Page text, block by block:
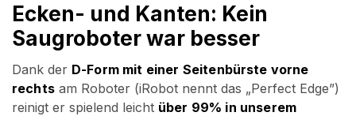
Ecken- und Kanten: Kein
Saugroboter war besser
Dank der D-Form mit einer Seitenbürste vorne
rechtsam Roboter (iRobot nennt das „Perfect Edge”)
reinigt er spielend leicht über 99% in unserem